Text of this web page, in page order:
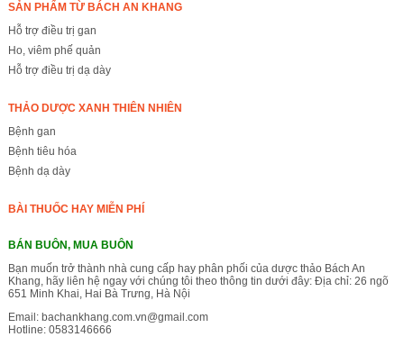
SẢN PHẨM TỪ BÁCH AN KHANG
Hỗ trợ điều trị gan
Ho, viêm phế quản
Hỗ trợ điều trị dạ dày
THẢO DƯỢC XANH THIÊN NHIÊN
Bệnh gan
Bệnh tiêu hóa
Bệnh dạ dày
BÀI THUỐC HAY MIỄN PHÍ
BÁN BUÔN, MUA BUÔN
Bạn muốn trở thành nhà cung cấp hay phân phối của dược thảo Bách An
Khang, hãy liên hệ ngay với chúng tôi theo thông tin dưới đây: Địa chỉ: 26 ngõ
651 Minh Khai, Hai Bà Trưng, Hà Nội
Email: bachankhang.com.vn@gmail.com
Hotline: 0583146666